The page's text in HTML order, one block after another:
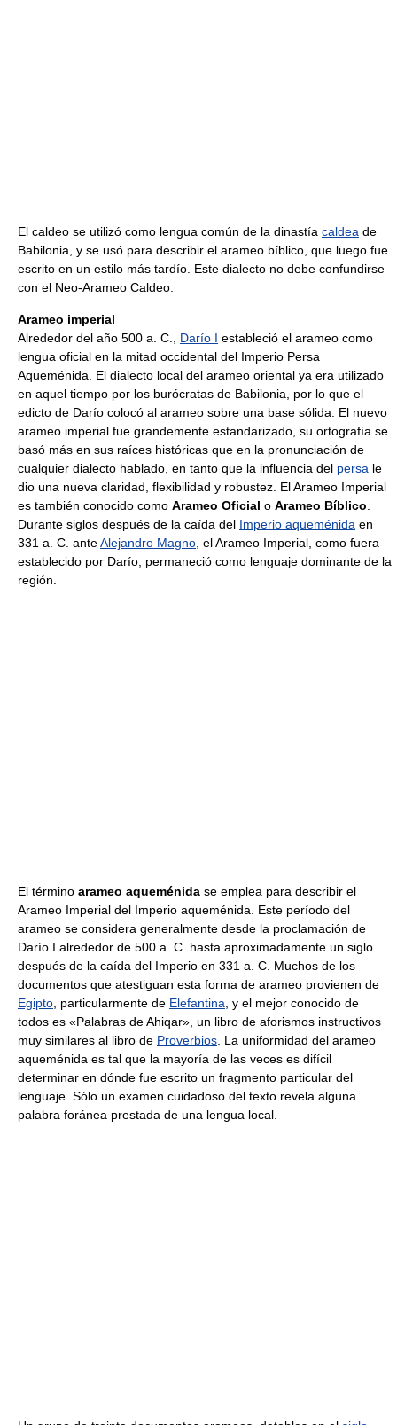
El caldeo se utilizó como lengua común de la dinastía caldea de
Babilonia, y se usó para describir el arameo bíblico, que luego fue
escrito en un estilo más tardío. Este dialecto no debe confundirse
con el Neo-Arameo Caldeo.
Arameo imperial
Alrededor del año 500 a. C., Darío I estableció el arameo como
lengua oficial en la mitad occidental del Imperio Persa
Aqueménida. El dialecto local del arameo oriental ya era utilizado
en aquel tiempo por los burócratas de Babilonia, por lo que el
edicto de Darío colocó al arameo sobre una base sólida. El nuevo
arameo imperial fue grandemente estandarizado, su ortografía se
basó más en sus raíces históricas que en la pronunciación de
cualquier dialecto hablado, en tanto que la influencia del persa le
dio una nueva claridad, flexibilidad y robustez. El Arameo Imperial
es también conocido como Arameo Oficial o Arameo Bíblico
Durante siglos después de la caída del Imperio aqueménida en
331 a. C. anteAlejandro Magno , el Arameo Imperial, como fuera
establecido por Darío, permaneció como lenguaje dominante de la
región.
El término arameo aqueménida se emplea para describir el
Arameo Imperial del Imperio aqueménida. Este período del
arameo se considera generalmente desde la proclamación de
Darío I alrededor de 500 a. C. hasta aproximadamente un siglo
después de la caída del Imperio en 331 a. C. Muchos de los
documentos que atestiguan esta forma de arameo provienen de
Egipto , particularmente de Elefantina , y el mejor conocido de
todos es «Palabras de Ahiqar», un libro de aforismos instructivos
muy similares al libro de Proverbios . La uniformidad del arameo
aqueménida es tal que la mayoría de las veces es difícil
determinar en dónde fue escrito un fragmento particular del
lenguaje. Sólo un examen cuidadoso del texto revela alguna
palabra foránea prestada de una lengua local.